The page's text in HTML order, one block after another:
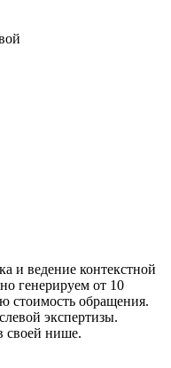
и ведение контекстной
генерируем от 10
обращения.
экспертизы.
своей нише.